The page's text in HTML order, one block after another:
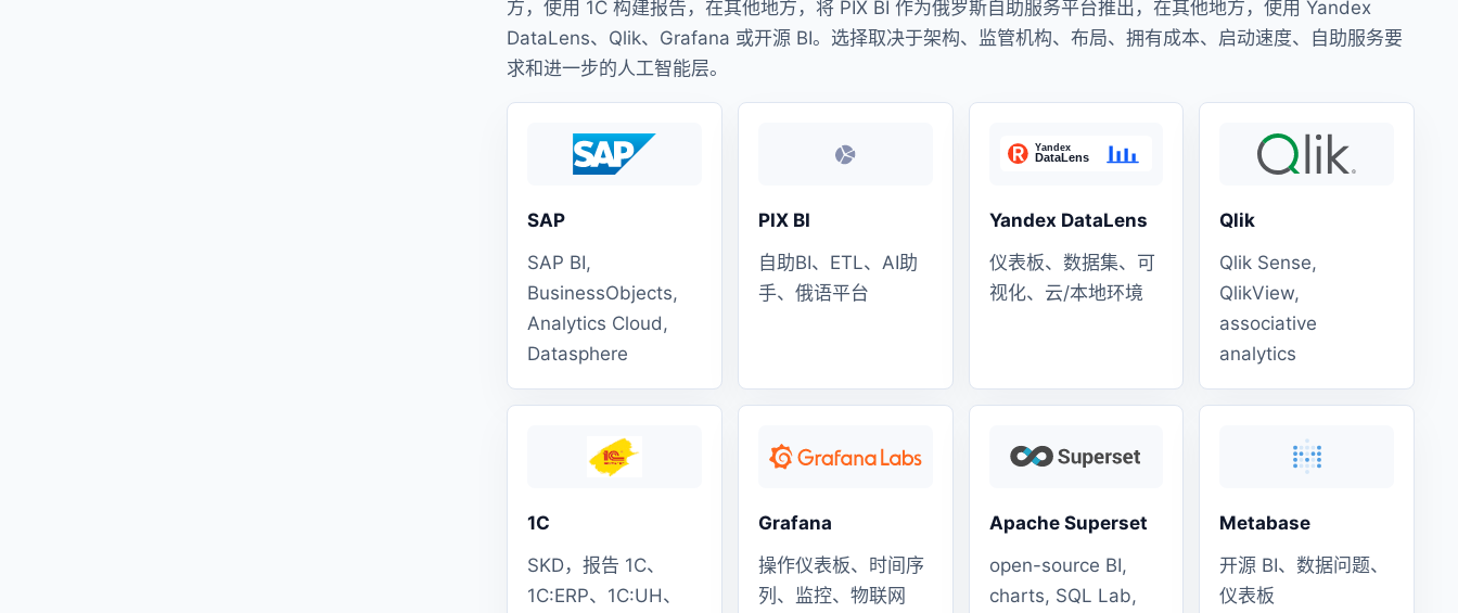
方，使用 1C 构建报告，在其他地方，将 PIX BI 作为俄罗斯自助服务平台推出，在其他地方，使用 Yandex
DataLens、Qlik、Grafana 或开源 BI。选择取决于架构、监管机构、布局、拥有成本、启动速度、自助服务要
求和进一步的人工智能层。
SAP
SAP BI,
BusinessObjects,
Analytics Cloud,
Datasphere
PIX BI
自助BI、ETL、AI助
手、俄语平台
Yandex DataLens
仪表板、数据集、可
视化、云/本地环境
Qlik
Qlik Sense,
QlikView,
associative
analytics
1C
SKD，报告 1C、
1C:ERP、1C:UH、
Grafana
操作仪表板、时间序
列、监控、物联网
Apache Superset
open-source BI,
charts, SQL Lab,
Metabase
开源 BI、数据问题、
仪表板